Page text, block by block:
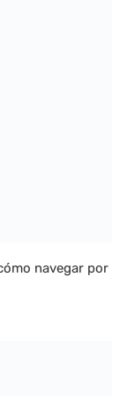
navegar por